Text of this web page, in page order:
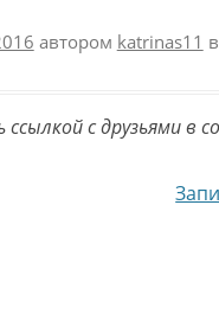
автором katrinas11
с друзьями в